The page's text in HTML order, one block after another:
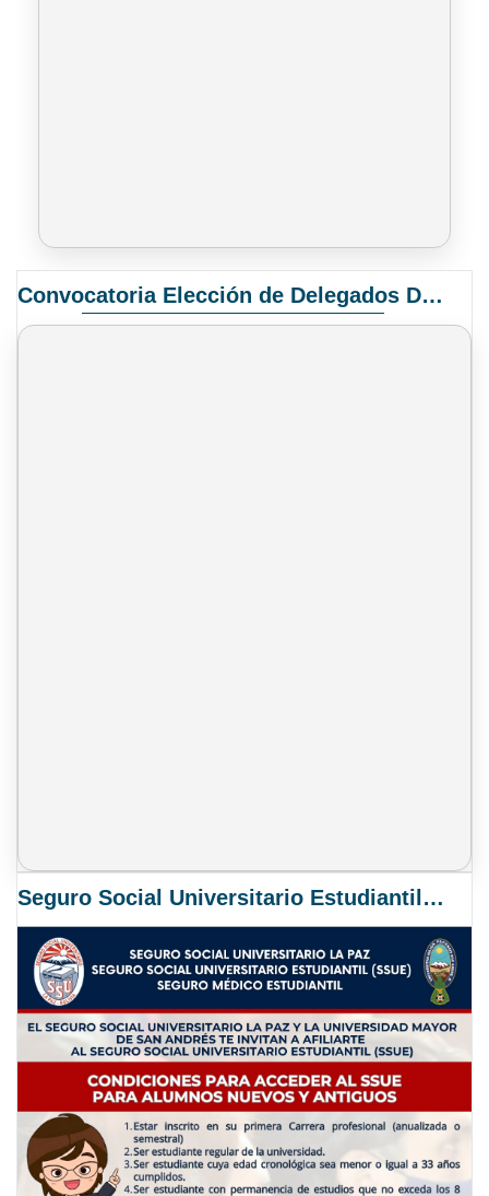
Convocatoria Elección de Delegados Docentes para el XIV Congreso Nacional de Universidades
Seguro Social Universitario Estudiantil SSUE